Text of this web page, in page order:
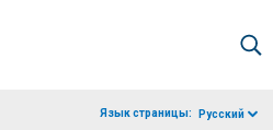
Язык страницы: Русский